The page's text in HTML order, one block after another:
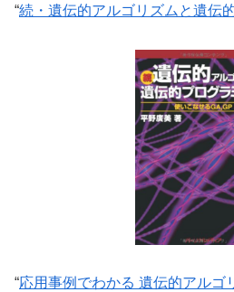
“続・遺伝的アルゴリズムと遺伝
“応用事例でわかる 遺伝的アルゴ